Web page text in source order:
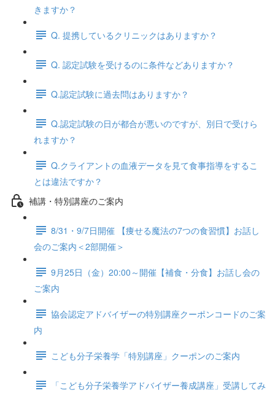
きますか？
Q. 提携しているクリニックはありますか？
Q. 認定試験を受けるのに条件などありますか？
Q.認定試験に過去問はありますか？
Q.認定試験の日が都合が悪いのですが、別日で受けら
れますか？
Q.クライアントの血液データを見て食事指導をするこ
とは違法ですか？
補講・特別講座のご案内
8/31・9/7日開催 【痩せる魔法の7つの食習慣】お話し
会のご案内＜2部開催＞
9月25日（金）20:00～開催【補食・分食】お話し会の
ご案内
協会認定アドバイザーの特別講座クーポンコードのご案
内
こども分子栄養学「特別講座」クーポンのご案内
「こども分子栄養学アドバイザー養成講座」受講してみ